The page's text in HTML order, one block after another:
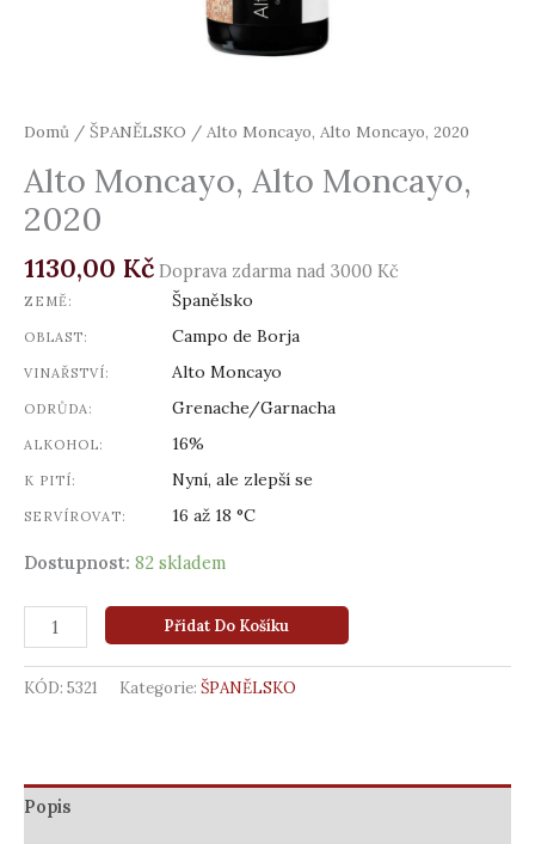
Domů / ŠPANĚLSKO / Alto Moncayo, Alto Moncayo, 2020
Alto Moncayo, Alto Moncayo,
2020
1130,00 Kč Doprava zdarma nad 3000 Kč
ZEMĚ: Španělsko
OBLAST: Campo de Borja
VINAŘSTVÍ: Alto Moncayo
ODRŮDA: Grenache/Garnacha
ALKOHOL: 16%
K PITÍ: Nyní, ale zlepší se
SERVÍROVAT: 16 až 18 °C
Dostupnost: 82 skladem
Přidat Do Košíku
KÓD: 5321 Kategorie: ŠPANĚLSKO
Popis